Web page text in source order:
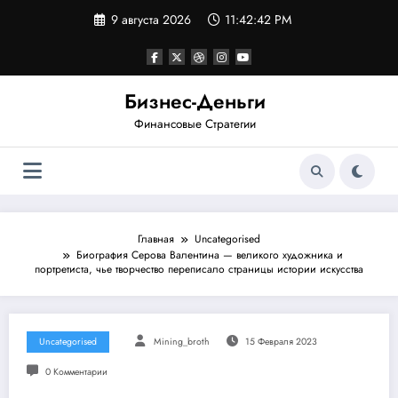
9 августа 2026 11:42:42 PM
Бизнес-Деньги
Финансовые Стратегии
Главная
Uncategorised
Биография Серова Валентина — великого художника и
портретиста, чье творчество переписало страницы истории искусства
Uncategorised Mining_broth 15 Февраля 2023
0 Комментарии